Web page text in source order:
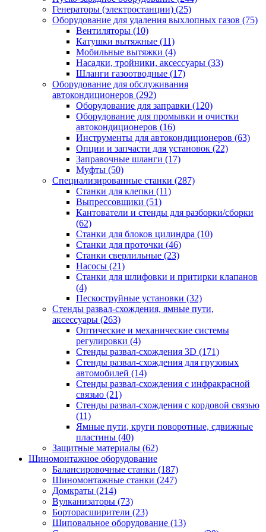
Генераторы (электростанции) (25)
Оборудование для удаления выхлопных газов (75)
Вентиляторы (10)
Катушки вытяжные (11)
Мобильные вытяжки (4)
Насадки, тройники, аксессуары (33)
Шланги газоотводные (17)
Оборудование для обслуживания
автокондиционеров (292)
Оборудование для заправки (120)
Оборудование для промывки и очистки
автокондиционеров (16)
Инструменты для автокондиционеров (63)
Опции и запчасти для установок (22)
Заправочные шланги (17)
Муфты (50)
Специализированные станки (287)
Станки для клепки (11)
Выпрессовщики (51)
Кантователи и стенды для разборки/сборки
(62)
Станки для блоков цилиндра (10)
Станки для проточки (46)
Станки сверлильные (23)
Насосы (21)
Станки для шлифовки и притирки клапанов
(4)
Пескоструйные установки (32)
Стенды развал-схождения, ямные пути,
аксессуары (263)
Оптические и механические системы
регулировки (4)
Стенды развал-схождения 3D (171)
Стенды развал-схождения для грузовых
автомобилей (14)
Стенды развал-схождения с инфракрасной
связью (21)
Стенды развал-схождения с кордовой связью
(11)
Ямные пути, круги поворотные, сдвижные
пластины (40)
Защитные материалы (62)
Шиномонтажное оборудование
Балансировочные станки (187)
Шиномонтажные станки (247)
Домкраты (214)
Вулканизаторы (73)
Борторасширители (23)
Шиповальное оборудование (13)